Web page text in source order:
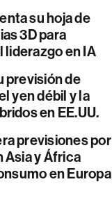
su hoja de
3D para
en IA
previsión de
yen débil y la
en EE.UU.
previsiones por
y África
en Europa